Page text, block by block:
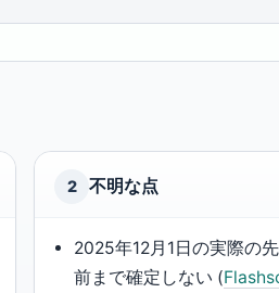
2 不明な点
2025年12月1日の実際の
前まで確定しない (